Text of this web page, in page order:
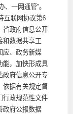
一网通管”。
互联网协议第6
省政府信息公开
和数据共享工
应、政务新媒
能，加快形成具
政府信息公开专
依据有关规定督
行政规范性文件
政府公报数据